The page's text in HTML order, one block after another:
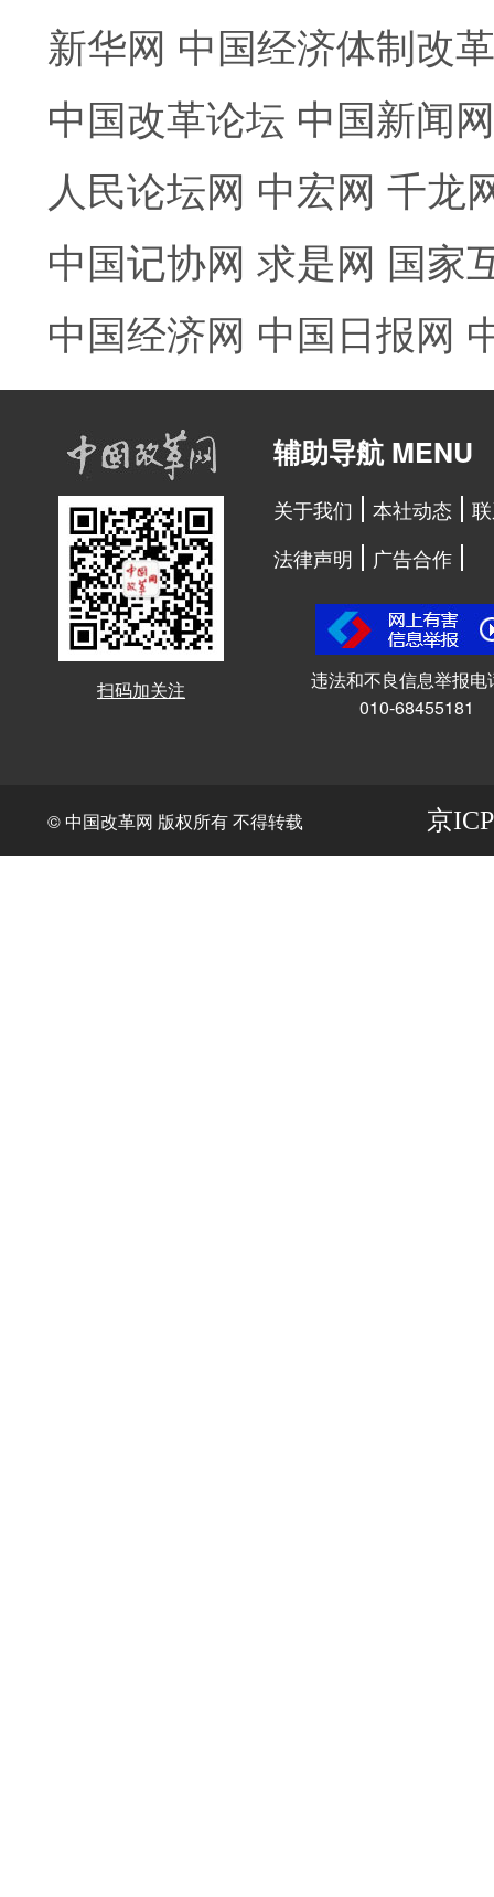
新华网 中国经济体制改
中国改革论坛 中国新闻网
人民论坛网 中宏网 千龙
中国记协网 求是网 国家
中国经济网 中国日报网
扫码加关注
辅助导航 MENU
关于我们 本社动态
法律声明
广告合作
违法和不良信息举报电
010-68455181
© 中国改革网 版权所有 不得转载 京